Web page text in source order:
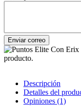
Enviar correo
Con Erix
producto.
Descripción
Detalles del
Opiniones (1)